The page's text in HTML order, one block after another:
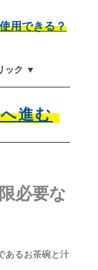
用できる？
ック ▼
進む
必要な
あるお茶碗と汁